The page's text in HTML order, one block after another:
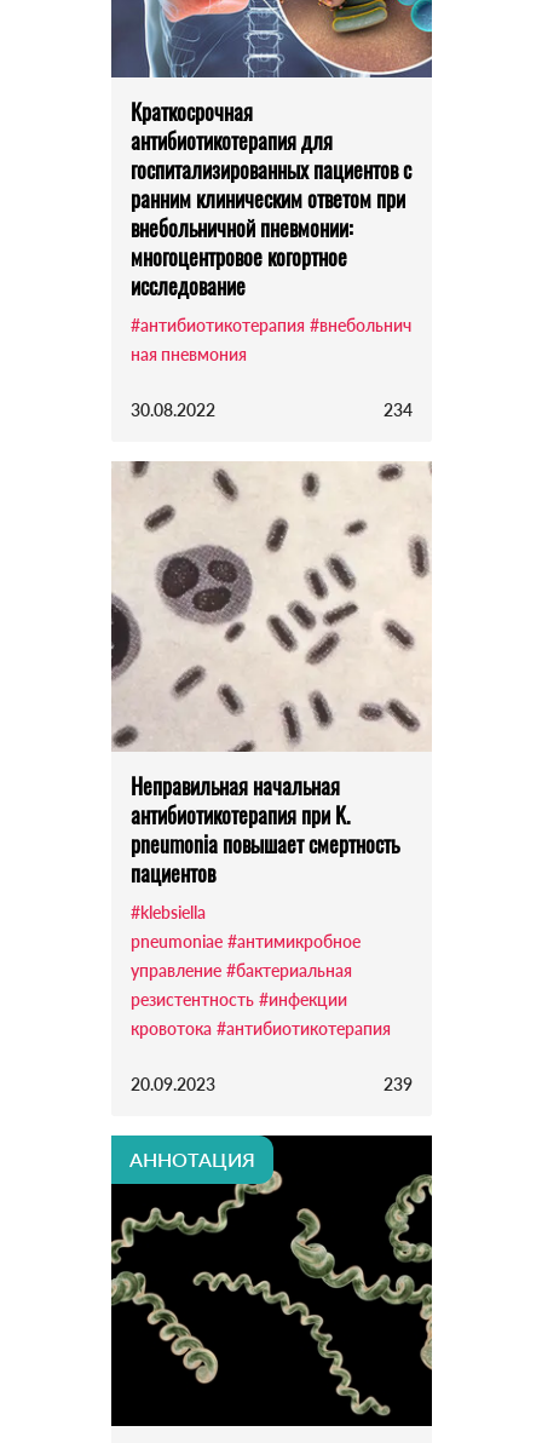
Краткосрочная
антибиотикотерапия для
госпитализированных пациентов с
ранним клиническим ответом при
внебольничной пневмонии:
многоцентровое когортное
исследование
#антибиотикотерапия #внебольнич
ная пневмония
30.08.2022 234
Неправильная начальная
антибиотикотерапия при K.
pneumonia повышает смертность
пациентов
#klebsiella
pneumoniae #антимикробное
управление #бактериальная
резистентность #инфекции
кровотока #антибиотикотерапия
20.09.2023 239
АННОТАЦИЯ